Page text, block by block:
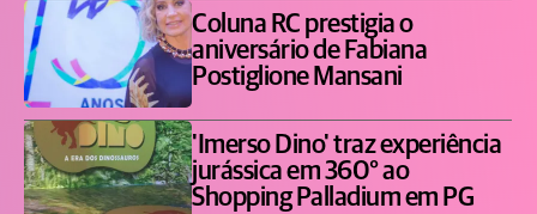
Coluna RC prestigia o
aniversário de Fabiana
Postiglione Mansani
'Imerso Dino' traz experiência
jurássica em 360° ao
Shopping Palladium em PG